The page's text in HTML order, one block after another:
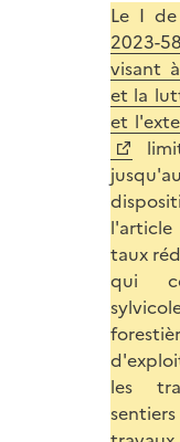
Le I de
2023-
visant
et la
et
taux
qui
les